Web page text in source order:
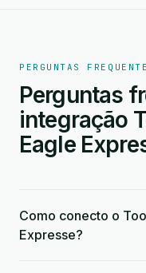
PERGUNTAS
Perguntas
integração
Eagle
Como conecto o
Expresse?